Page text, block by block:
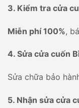
3. Kiểm tra cửa
Miễn phí 100%,
4. Sửa cửa cuốn
Sửa chữa bảo
5. Nhận sửa cửa